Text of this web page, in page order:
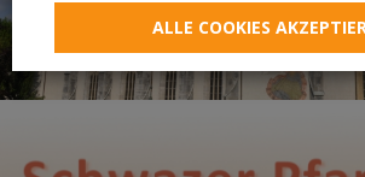
ALLE COOKIES